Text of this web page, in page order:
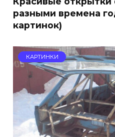
разными времена
картинок)
КАРТИНКИ